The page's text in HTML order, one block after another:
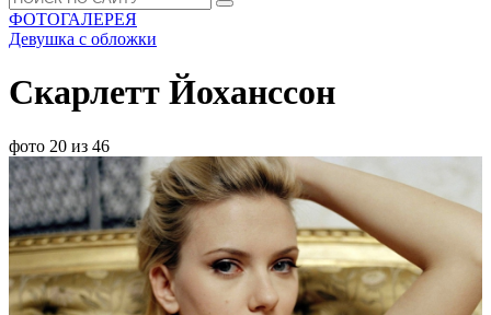
ФОТОГАЛЕРЕЯ
Девушка с обложки
Скарлетт Йоханссон
фото 20 из 46